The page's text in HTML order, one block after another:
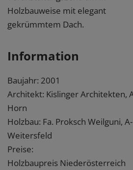
Holzbauweise mit elegant
gekrümmtem Dach.
Information
Baujahr: 2001
Architekt: Kislinger Architekten,
Horn
Holzbau: Fa. Proksch Weilguni, A-
Weitersfeld
Preise:
Holzbaupreis Niederösterreich